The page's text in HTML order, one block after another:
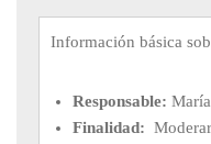
Información básica
Responsable:
Finalidad: